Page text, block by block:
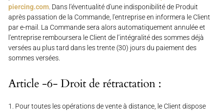
piercing.com . Dans l'éventualité d'une indisponibilité de Produit
après passation de la Commande, l'entreprise en informera le Client
par e-mail. La Commande sera alors automatiquement annulée et
l'entreprise remboursera le Client de l’intégralité des sommes déjà
versées au plus tard dans les trente (30) jours du paiement des
sommes versées.
Article -6- Droit de rétractation :
1. Pour toutes les opérations de vente à distance, le Client dispose